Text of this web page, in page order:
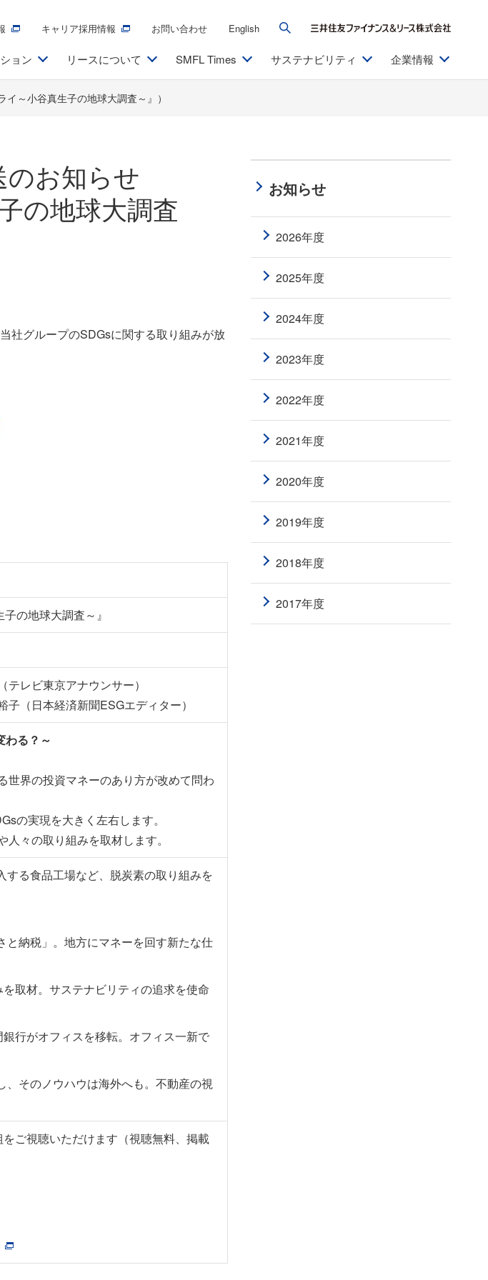
キャリア採用情報 お問い合わせ English
ョン リースについて SMFL Times サステナビリティ 企業情報
～小谷真生子の地球大調査～』）
お知らせ
の地球大調査
社グループのSDGsに関する取り組みが放
の地球大調査～』
テレビ東京アナウンサー）
子（日本経済新聞ESGエディター）
わる？～
世界の投資マネーのあり方が改めて問わ
の実現を大きく左右します。
々の取り組みを取材します。
る食品工場など、脱炭素の取り組みを
納税」。地方にマネーを回す新たな仕
取材。サステナビリティの追求を使命
行がオフィスを移転。オフィス一新で
そのノウハウは海外へも。不動産の視
ご視聴いただけます（視聴無料、掲載
お知らせ
2026年度
2025年度
2024年度
2023年度
2022年度
2021年度
2020年度
2019年度
2018年度
2017年度